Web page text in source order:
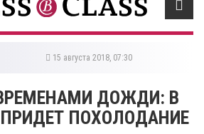
15 августа 2018, 07:30
ДОЖДИ: В
ПОХОЛОДАНИЕ